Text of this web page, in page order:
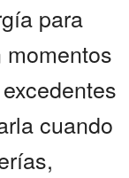
para
cuando